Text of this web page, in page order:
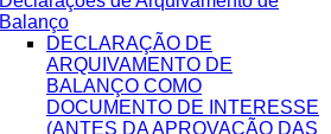
Balanço
DECLARAÇÃO DE
ARQUIVAMENTO DE
BALANÇO COMO
DOCUMENTO DE INTERESSE
(ANTES DA APROVAÇÃO DAS